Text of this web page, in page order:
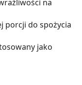
na
porcji do spożycia
jako